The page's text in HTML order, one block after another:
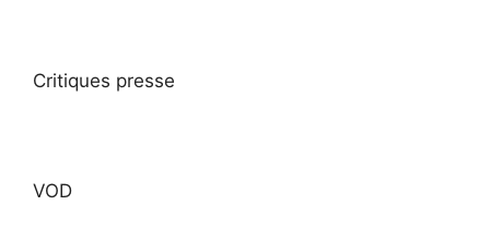
Critiques presse
VOD